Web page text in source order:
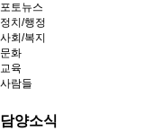
포토뉴스
정치/행정
사회/복지
문화
교육
사람들
담양소식